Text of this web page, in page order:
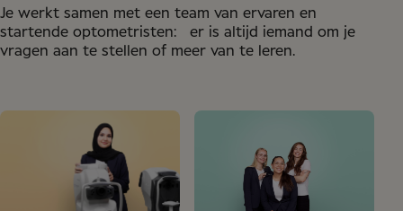
Je werkt samen met een team van ervaren en
startende optometristen: er is altijd iemand om je
vragen aan te stellen of meer van te leren.